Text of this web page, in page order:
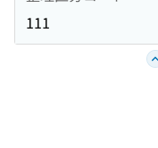
111